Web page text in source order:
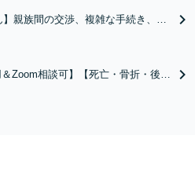
】親族間の交渉、複雑な手続き、全
駐車場あり
Zoom相談可】【死亡・骨折・後遺